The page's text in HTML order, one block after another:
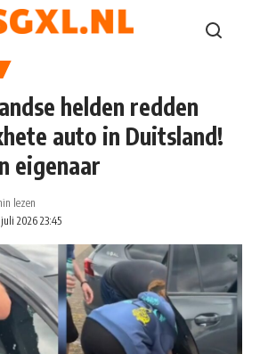
helden redden
auto in Duitsland!
eigenaar
2026 23:45
lezen